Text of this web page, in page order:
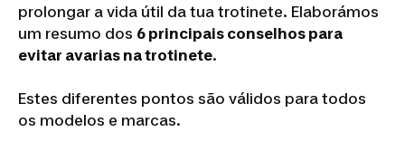
prolongar a vida útil da tua trotinete. Elaborámos
um resumo dos 6 principais conselhos para
evitar avarias na trotinete.
Estes diferentes pontos são válidos para todos
os modelos e marcas.